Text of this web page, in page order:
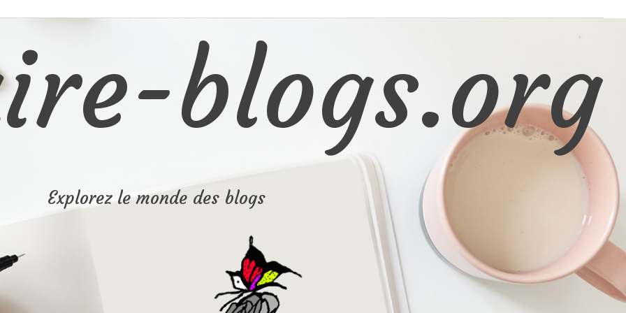
blogs.org
Explorez le monde des blogs